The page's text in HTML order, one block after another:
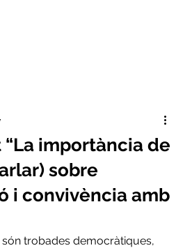
“La importància de
sobre
i convivència amb
trobades democràtiques,